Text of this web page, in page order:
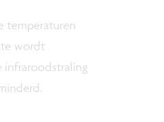
temperaturen
wordt
infraroodstraling